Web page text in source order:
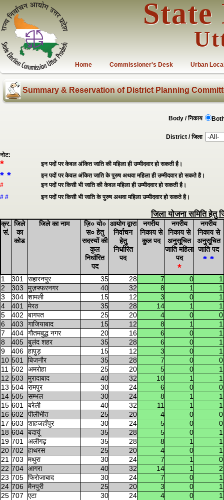
State
Home Commissioner's Desk Urban
Summary & Reservation of District Planning
Body / निकाय
District / जिला
नोट:
* इन पदों पर केवल अंकित जाति की महिला ही उम्मीदवार हो सकती है।
* *
इन पदों पर केवल अंकित जाति के पुरुष अथवा महिला ही उम्मीदवार हो सकते है।
#
इन पदों पर किसी भी जाति की केवल महिला ही उम्मीदवार हो सकती है।
# #
इन पदों पर किसी भी जाति के पुरुष अथवा महिला उम्मीदवार हो सकते है।
जिला योजना समिति हेतु
क्र.
सं.
जिले
का
कोड
जिले का नाम
ज़ि० यो०
स० हेतु
सदस्यों की
कुल
निर्धारित
पद
आयोग द्वारा
निर्वाचन
हेतु
निर्धारित
पद
नगरीय
निकाय से
कुल पद
नगरीय
निकाय से
अनुसूचित
जाति महिला
पद
*
नगरीय
निकाय से
अनुसूचित
जाति पद
* *
1 301 सहारनपुर 35 28 7 0
1
2
303 मुज़फ्फरनगर 40 32 8 1
1
3
304 शामली 15 12 3 0
1
4
401 मेरठ 35 28 14 1
1
5
402 बागपत 25 20 4 0
0
6
403 गाजियाबाद 15 12 8 1
1
7
404 गौतमबुद्ध नगर 20 16 6 0
1
8
405 बुलंद शहर 35 28 6 0
1
9
406 हापुड़ 15 12 3 0
1
10 501 बिजनौर 35 28 7 0
0
11 502 अमरोहा 25 20 5 0
1
12 503 मुरादाबाद 40 32 10 1
1
13 504 रामपुर 30 24 6 0
0
14 505 सम्भल 30 24 8 1
1
15 601 बरेली 40 32 11 1
1
16 602 पीलीभीत 25 20 4 0
0
17 603 शाहजहाँपुर 30 24 5 0
0
18 604 बदायूं 35 28 5 0
1
19 701 अलीगढ़ 35 28 8 1
1
20 702 हाथरस 25 20 4 0
1
21 703 मथुरा 30 24 7 1
0
22 704 आगरा 40 32 14 1
2
23 705 फिरोजाबाद 30 24 7 0
1
24 706 मैनपुरी 25 20 3 0
1
25 707 एटा 30 24 4 0
1